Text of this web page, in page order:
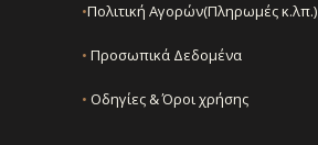
•Πολιτική Αγορών(Πληρωμές κ.λπ.)
• Προσωπικά Δεδομένα
• Οδηγίες & Όροι χρήσης